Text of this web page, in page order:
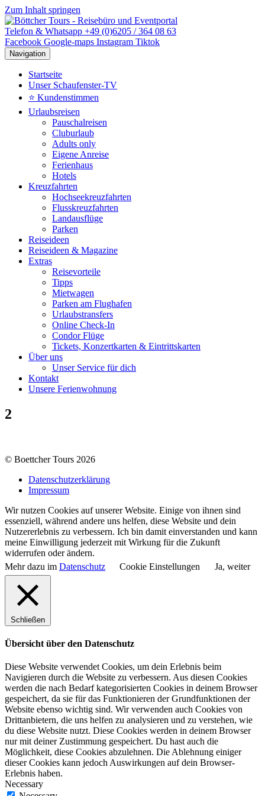
Zum Inhalt springen
Telefon & Whatsapp +49 (0)6205 / 364 08 63
Facebook Google-maps Instagram Tiktok
Navigation
Startseite
Unser Schaufenster-TV
⭐ Kundenstimmen
Urlaubsreisen
Pauschalreisen
Cluburlaub
Adults only
Eigene Anreise
Ferienhaus
Hotels
Kreuzfahrten
Hochseekreuzfahrten
Flusskreuzfahrten
Landausflüge
Parken
Reiseideen
Reiseideen & Magazine
Extras
Reisevorteile
Tipps
Mietwagen
Parken am Flughafen
Urlaubstransfers
Online Check-In
Condor Flüge
Tickets, Konzertkarten & Eintrittskarten
Über uns
Unser Service für dich
Kontakt
Unsere Ferienwohnung
2
© Boettcher Tours 2026
Datenschutzerklärung
Impressum
Wir nutzen Cookies auf unserer Website. Einige von ihnen sind
essenziell, während andere uns helfen, diese Website und dein
Nutzererlebnis zu verbessern. Ich bin damit einverstanden und kann
meine Einwilligung jederzeit mit Wirkung für die Zukunft
widerrufen oder ändern.
Mehr dazu im Datenschutz Cookie Einstellungen Ja, weiter
Schließen
Übersicht über den Datenschutz
Diese Website verwendet Cookies, um dein Erlebnis beim
Navigieren durch die Website zu verbessern. Aus diesen Cookies
werden die nach Bedarf kategorisierten Cookies in deinem Browser
gespeichert, da sie für das Funktionieren der Grundfunktionen der
Website ebenso wichtig sind. Wir verwenden auch Cookies von
Drittanbietern, die uns helfen zu analysieren und zu verstehen, wie
du diese Website nutzt. Diese Cookies werden in deinem Browser
nur mit deiner Zustimmung gespeichert. Du hast auch die
Möglichkeit, diese Cookies abzulehnen. Die Ablehnung einiger
dieser Cookies kann jedoch Auswirkungen auf dein Browser-
Erlebnis haben.
Necessary